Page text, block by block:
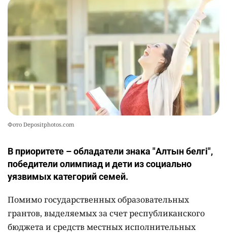
Фото Depositphotos.com
В приоритете – обладатели знака "Алтын белгі",
победители олимпиад и дети из социально
уязвимых категорий семей.
Помимо государственных образовательных
грантов, выделяемых за счет республиканского
бюджета и средств местных исполнительных